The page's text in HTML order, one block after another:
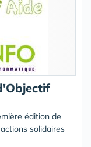
édition de
solidaires